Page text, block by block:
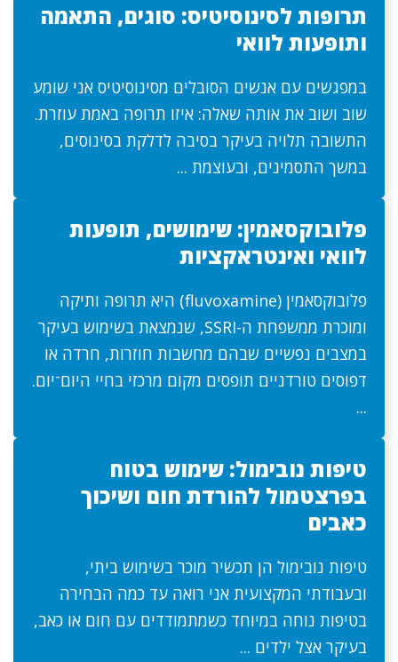
תרופות לסינוסיטיס: סוגים, התאמה
ותופעות לוואי
במפגשים עם אנשים הסובלים מסינוסיטיס אני שומע
שוב ושוב את אותה שאלה: איזו תרופה באמת עוזרת.
התשובה תלויה בעיקר בסיבה לדלקת בסינוסים,
במשך התסמינים, ובעוצמת ...
פלובוקסאמין: שימושים, תופעות
לוואי ואינטראקציות
פלובוקסאמין (fluvoxamine) היא תרופה ותיקה
ומוכרת ממשפחת ה-SSRI, שנמצאת בשימוש בעיקר
במצבים נפשיים שבהם מחשבות חוזרות, חרדה או
דפוסים טורדניים תופסים מקום מרכזי בחיי היום־יום.
...
טיפות נובימול: שימוש בטוח
בפרצטמול להורדת חום ושיכוך
כאבים
טיפות נובימול הן תכשיר מוכר בשימוש ביתי,
ובעבודתי המקצועית אני רואה עד כמה הבחירה
בטיפות נוחה במיוחד כשמתמודדים עם חום או כאב,
בעיקר אצל ילדים ...